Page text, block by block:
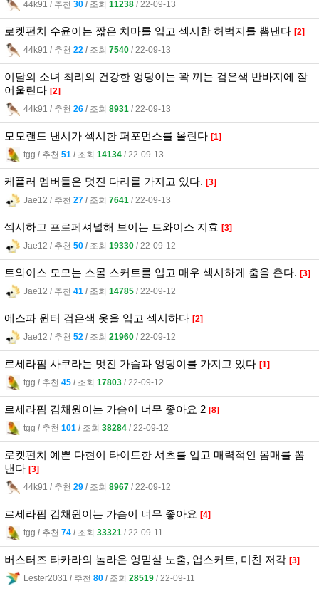
44k91 l 추천 30 l 조회 11238 l 22-09-13
로켓펀치 수윤이는 짧은 치마를 입고 섹시한 허벅지를 뽐낸다 [2]
44k91 l 추천 22 l 조회 7540 l 22-09-13
이달의 소녀 최리의 건강한 엉덩이는 꽉 끼는 검은색 반바지에 잘
어울린다 [2]
44k91 l 추천 26 l 조회 8931 l 22-09-13
모모랜드 낸시가 섹시한 퍼포먼스를 올린다 [1]
tgg l 추천 51 l 조회 14134 l 22-09-13
케플러 멤버들은 멋진 다리를 가지고 있다. [3]
Jae12 l 추천 27 l 조회 7641 l 22-09-13
섹시하고 프로페셔널해 보이는 트와이스 지효 [3]
Jae12 l 추천 50 l 조회 19330 l 22-09-12
트와이스 모모는 스몰 스커트를 입고 매우 섹시하게 춤을 춘다. [3]
Jae12 l 추천 41 l 조회 14785 l 22-09-12
에스파 윈터 검은색 옷을 입고 섹시하다 [2]
Jae12 l 추천 52 l 조회 21960 l 22-09-12
르세라핌 사쿠라는 멋진 가슴과 엉덩이를 가지고 있다 [1]
tgg l 추천 45 l 조회 17803 l 22-09-12
르세라핌 김채원이는 가슴이 너무 좋아요 2 [8]
tgg l 추천 101 l 조회 38284 l 22-09-12
로켓펀치 예쁜 다현이 타이트한 셔츠를 입고 매력적인 몸매를 뽐
낸다 [3]
44k91 l 추천 29 l 조회 8967 l 22-09-12
르세라핌 김채원이는 가슴이 너무 좋아요 [4]
tgg l 추천 74 l 조회 33321 l 22-09-11
버스터즈 타카라의 놀라운 엉밑살 노출, 업스커트, 미친 저각 [3]
Lester2031 l 추천 80 l 조회 28519 l 22-09-11